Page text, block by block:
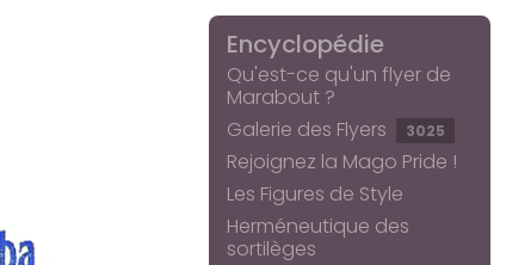
Encyclopédie
Qu'est-ce qu'un flyer de
Marabout ?
Galerie des Flyers
3025
Rejoignez la Mago Pride !
Les Figures de Style
Herméneutique des
sortilèges